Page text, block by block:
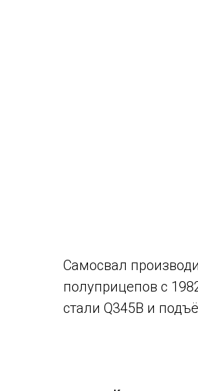
Самосвал
полуприцепов с
стали Q345B и